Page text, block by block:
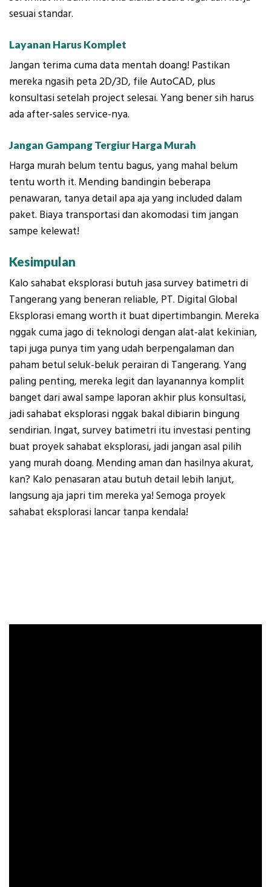
sesuai standar.
Layanan Harus Komplet
Jangan terima cuma data mentah doang! Pastikan
mereka ngasih peta 2D/3D, file AutoCAD, plus
konsultasi setelah project selesai. Yang bener sih harus
ada after-sales service-nya.
Jangan Gampang Tergiur Harga Murah
Harga murah belum tentu bagus, yang mahal belum
tentu worth it. Mending bandingin beberapa
penawaran, tanya detail apa aja yang included dalam
paket. Biaya transportasi dan akomodasi tim jangan
sampe kelewat!
Kesimpulan
Kalo sahabat eksplorasi butuh jasa survey batimetri di
Tangerang yang beneran reliable, PT. Digital Global
Eksplorasi emang worth it buat dipertimbangin. Mereka
nggak cuma jago di teknologi dengan alat-alat kekinian,
tapi juga punya tim yang udah berpengalaman dan
paham betul seluk-beluk perairan di Tangerang. Yang
paling penting, mereka legit dan layanannya komplit
banget dari awal sampe laporan akhir plus konsultasi,
jadi sahabat eksplorasi nggak bakal dibiarin bingung
sendirian. Ingat, survey batimetri itu investasi penting
buat proyek sahabat eksplorasi, jadi jangan asal pilih
yang murah doang. Mending aman dan hasilnya akurat,
kan? Kalo penasaran atau butuh detail lebih lanjut,
langsung aja japri tim mereka ya! Semoga proyek
sahabat eksplorasi lancar tanpa kendala!